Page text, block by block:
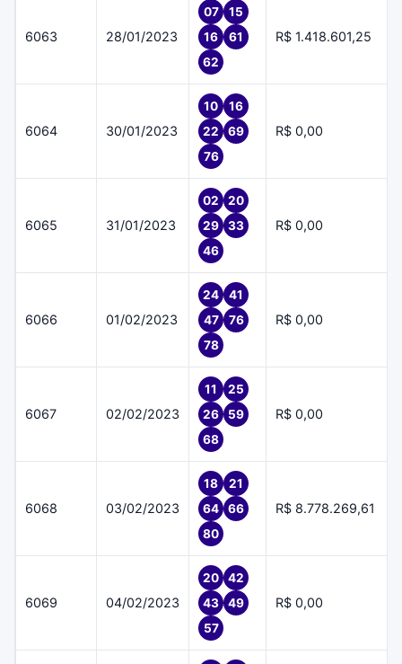
6063 28/01/2023
07
15
16
61
62
R$ 1.418.601,25
6064 30/01/2023
10
16
22
69
76
R$ 0,00
6065 31/01/2023
02
20
29
33
46
R$ 0,00
6066 01/02/2023
24
41
47
76
78
R$ 0,00
6067 02/02/2023
11
25
26
59
68
R$ 0,00
6068 03/02/2023
18
21
64
66
80
R$ 8.778.269,61
6069 04/02/2023
20
42
43
49
57
R$ 0,00